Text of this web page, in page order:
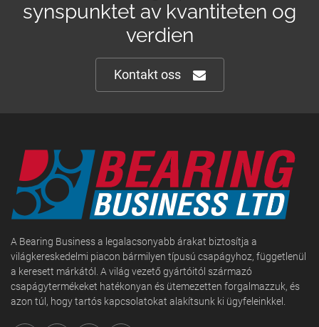
synspunktet av kvantiteten og
verdien
Kontakt oss
A Bearing Business a legalacsonyabb árakat biztosítja a
világkereskedelmi piacon bármilyen típusú csapágyhoz, függetlenül
a keresett márkától. A világ vezető gyártóitól származó
csapágytermékeket hatékonyan és ütemezetten forgalmazzuk, és
azon túl, hogy tartós kapcsolatokat alakítsunk ki ügyfeleinkkel.